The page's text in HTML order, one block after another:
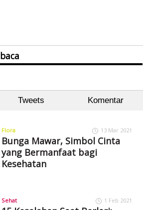
Tweets Komentar
Flora 13 Mar 2021
Bunga Mawar, Simbol Cinta
yang Bermanfaat bagi
Kesehatan
Sehat 1 Feb 2021